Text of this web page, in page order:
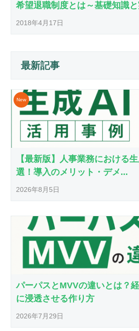
希望退職制度とは～基礎知識
2018年4月17日
最新記事
【最新版】人事業務における
選！導入のメリット・デメ...
2026年8月5日
パーパスとMVVの違いとは？
に浸透させる作り方
2026年7月29日